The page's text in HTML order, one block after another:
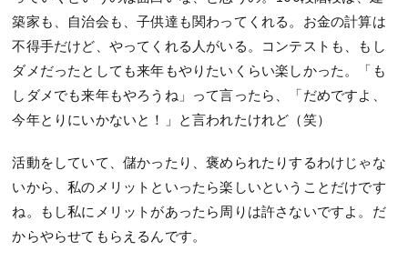
築家も、自治会も、子供達も関わってくれる。お金の計算は
不得手だけど、やってくれる人がいる。コンテストも、もし
ダメだったとしても来年もやりたいくらい楽しかった。「も
しダメでも来年もやろうね」って言ったら、「だめですよ、
今年とりにいかないと！」と言われたけれど（笑）
活動をしていて、儲かったり、褒められたりするわけじゃな
いから、私のメリットといったら楽しいということだけです
ね。もし私にメリットがあったら周りは許さないですよ。だ
からやらせてもらえるんです。